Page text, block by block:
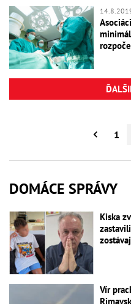
1
DOMÁCE SPRÁVY
Kiska
Vír